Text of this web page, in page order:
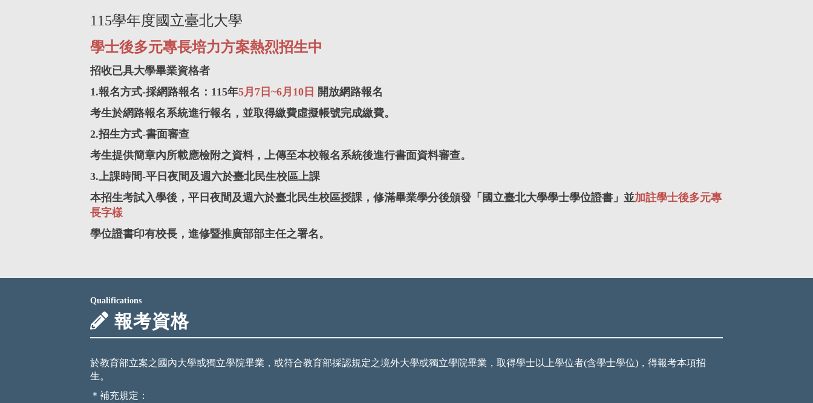
115學年度國立臺北大學
學士後多元專長培力方案熱烈招生中
招收已具大學畢業資格者
1.報名方式-採網路報名：115年5月7日~6月10日 開放網路報名
考生於網路報名系統進行報名，並取得繳費虛擬帳號完成繳費。
2.招生方式-書面審查
考生提供簡章內所載應檢附之資料，上傳至本校報名系統後進行書面資料審查。
3.上課時間-平日夜間及週六於臺北民生校區 上課
本招生考試入學後，平日夜間及週六於臺北民生校區授課，修滿畢業學分後頒發「國立臺北大學學士學位證書」並加註學士後多元專
長字樣
學位證書印有校長，進修暨推廣部部主任之署名。
Qualifications
報考資格
於教育部立案之國內大學或獨立學院畢業，或符合教育部採認規定之境外大學或獨立學院畢業，取得學士以上學位者(含學士學位)，得報考本項招
生。
＊補充規定：